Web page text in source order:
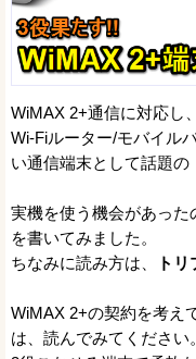
WiMAX 2+通信に対応し
Wi-Fiルーター/モバイル
い通信端末として話題の
実機を使う機会があっ
を書いてみました。
ちなみに読み方は、
ト
WiMAX 2+の契約を考え
は、読んでみてください。